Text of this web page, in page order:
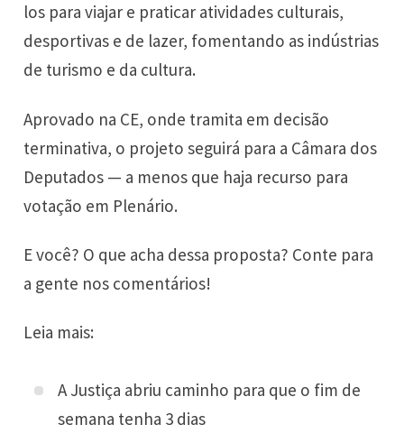
los para viajar e praticar atividades culturais,
desportivas e de lazer, fomentando as indústrias
de turismo e da cultura.
Aprovado na CE, onde tramita em decisão
terminativa, o projeto seguirá para a Câmara dos
Deputados — a menos que haja recurso para
votação em Plenário.
E você? O que acha dessa proposta? Conte para
a gente nos comentários!
Leia mais:
A Justiça abriu caminho para que o fim de
semana tenha 3 dias